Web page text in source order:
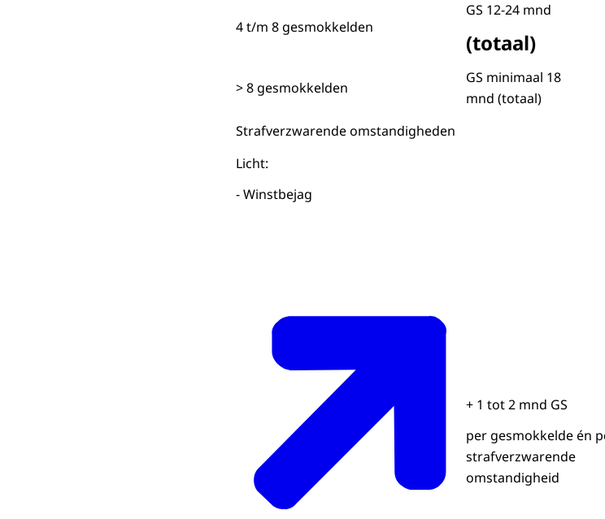
4 t/m 8 gesmokkelden
GS 12-24 mnd
(totaal)
> 8 gesmokkelden
GS minimaal 18
mnd (totaal)
Strafverzwarende omstandigheden
Licht:
- Winstbejag
+ 1 tot 2 mnd GS
per gesmokkelde én
strafverzwarende
omstandigheid